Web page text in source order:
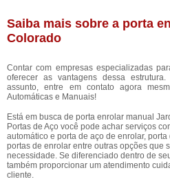
Saiba mais sobre a porta
Colorado
Contar com empresas especializadas
oferecer as vantagens dessa
assunto, entre em contato agora
Automáticas e Manuais!
Está em busca de porta enrolar manual
Portas de Aço você pode achar serviços
automático e porta de aço de enrolar,
portas de enrolar entre outras opções que
necessidade. Se diferenciado dentro de
também proporcionar um atendimento
cliente.